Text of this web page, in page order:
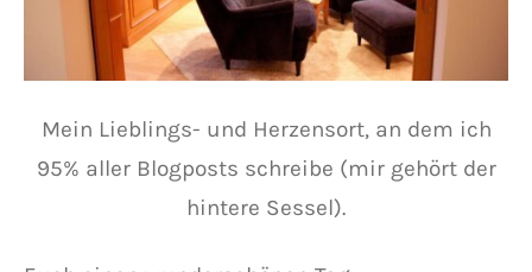
Mein Lieblings- und Herzensort, an dem ich
95% aller Blogposts schreibe (mir gehört der
hintere Sessel).